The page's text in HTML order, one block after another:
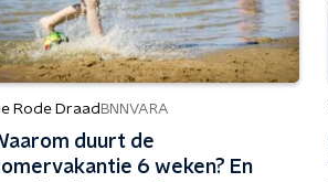
Rode Draad BNNVARA
duurt de
6 weken? En